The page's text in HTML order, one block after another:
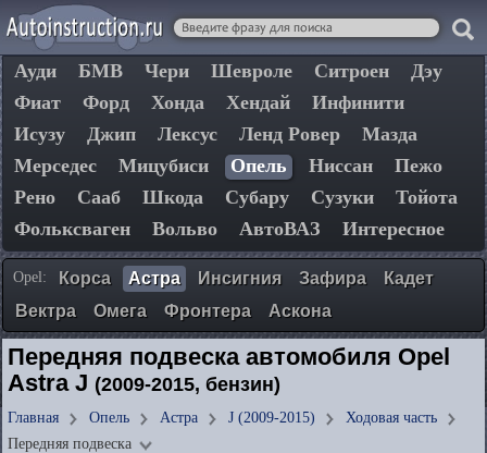
Ауди БМВ Чери Шевроле Ситроен
Дэу
Фиат
Форд Хонда Хендай
Инфинити
Исузу
Джип Лексус Ленд Ровер
Мазда
Мерседес
Мицубиси Опель Ниссан
Пежо
Рено
Сааб Шкода Субару Сузуки
Тойота
Фольксваген
Вольво АвтоВАЗ Интересное
Opel: Корса Астра Инсигния Зафира
Кадет
Вектра
Омега Фронтера Аскона
Передняя подвеска автомобиля Opel
Astra J (2009-2015, бензин)
Главная Опель Астра J (2009-2015)
Ходовая часть
Передняя подвеска